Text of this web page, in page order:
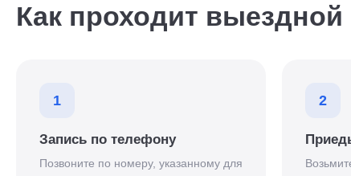
Как проходит
1
Запись по телефону
Позвоните по номеру, указанному для
2